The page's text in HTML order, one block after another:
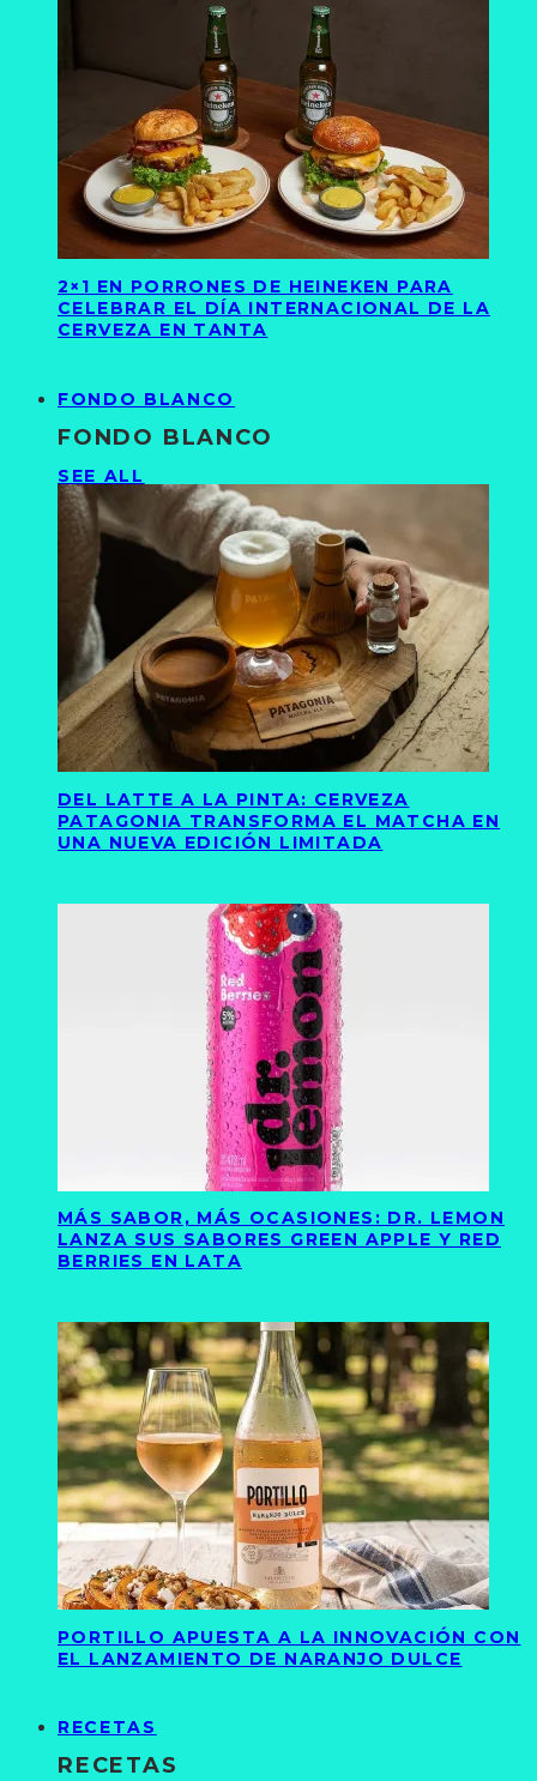
2×1 EN PORRONES DE HEINEKEN PARA
CELEBRAR EL DÍA INTERNACIONAL DE LA
CERVEZA EN TANTA
FONDO BLANCO
FONDO BLANCO
SEE ALL
DEL LATTE A LA PINTA: CERVEZA
PATAGONIA TRANSFORMA EL MATCHA EN
UNA NUEVA EDICIÓN LIMITADA
MÁS SABOR, MÁS OCASIONES: DR. LEMON
LANZA SUS SABORES GREEN APPLE Y RED
BERRIES EN LATA
PORTILLO APUESTA A LA INNOVACIÓN CON
EL LANZAMIENTO DE NARANJO DULCE
RECETAS
RECETAS